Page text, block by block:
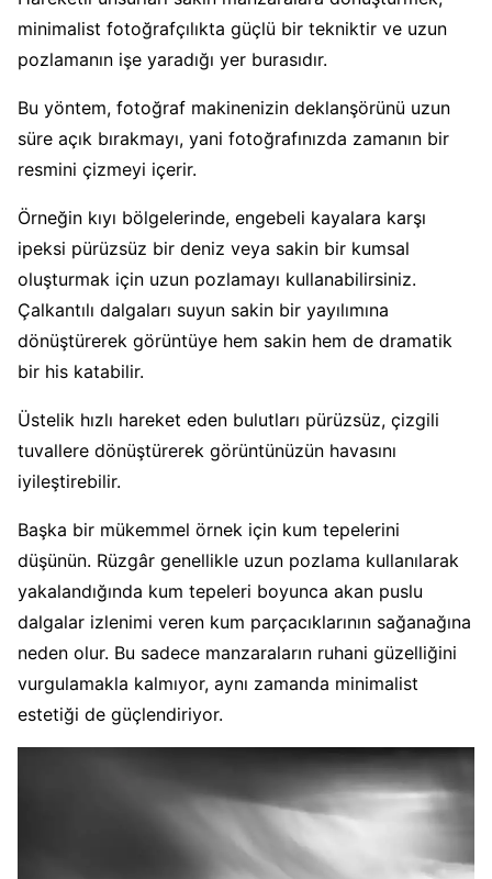
minimalist fotoğrafçılıkta güçlü bir tekniktir ve uzun
pozlamanın işe yaradığı yer burasıdır.
Bu yöntem, fotoğraf makinenizin deklanşörünü uzun
süre açık bırakmayı, yani fotoğrafınızda zamanın bir
resmini çizmeyi içerir.
Örneğin kıyı bölgelerinde, engebeli kayalara karşı
ipeksi pürüzsüz bir deniz veya sakin bir kumsal
oluşturmak için uzun pozlamayı kullanabilirsiniz.
Çalkantılı dalgaları suyun sakin bir yayılımına
dönüştürerek görüntüye hem sakin hem de dramatik
bir his katabilir.
Üstelik hızlı hareket eden bulutları pürüzsüz, çizgili
tuvallere dönüştürerek görüntünüzün havasını
iyileştirebilir.
Başka bir mükemmel örnek için kum tepelerini
düşünün. Rüzgâr genellikle uzun pozlama kullanılarak
yakalandığında kum tepeleri boyunca akan puslu
dalgalar izlenimi veren kum parçacıklarının sağanağına
neden olur. Bu sadece manzaraların ruhani güzelliğini
vurgulamakla kalmıyor, aynı zamanda minimalist
estetiği de güçlendiriyor.